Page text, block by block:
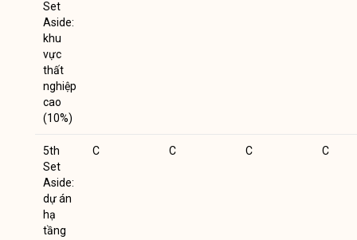
Set
Aside:
khu
vực
thất
nghiệp
cao
(10%)
5th
Set
Aside:
dự án
hạ
tầng
C C C C